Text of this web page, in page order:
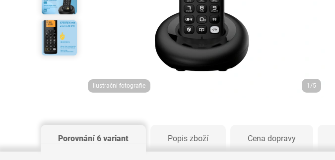
Ilustrační fotografie 1/5
Porovnání 6 variant Popis zboží Cena dopravy